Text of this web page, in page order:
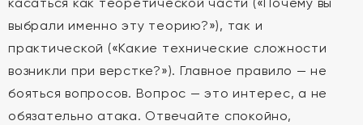
выбрали именно эту теорию?»), так и
практической («Какие технические сложности
возникли при верстке?»). Главное правило — не
бояться вопросов. Вопрос — это интерес, а не
обязательно атака. Отвечайте спокойно,